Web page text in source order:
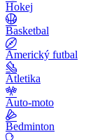
Hokej
Basketbal
Americký futbal
Atletika
Auto-moto
Bedminton